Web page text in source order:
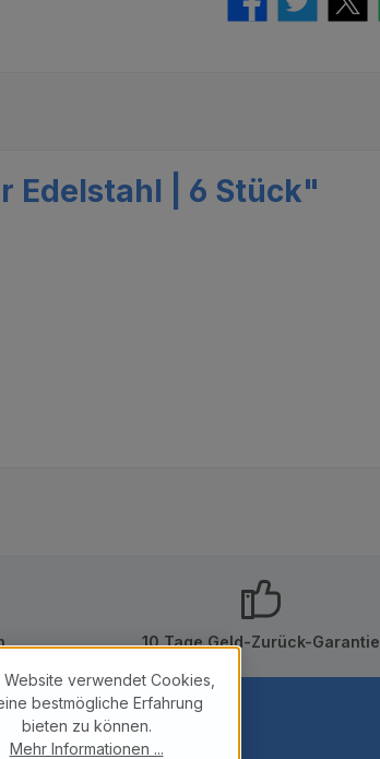
Edelstahl | 6 Stück"
10 Tage Geld-Zurück-Garantie
Newsletter
Website verwendet Cookies,
bestmögliche Erfahrung
bieten zu können.
Mehr Informationen ...